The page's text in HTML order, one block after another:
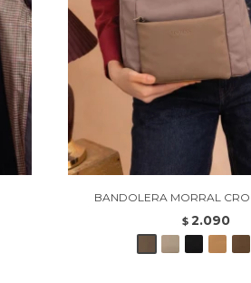
BANDOLERA MORRAL
$ 2.090